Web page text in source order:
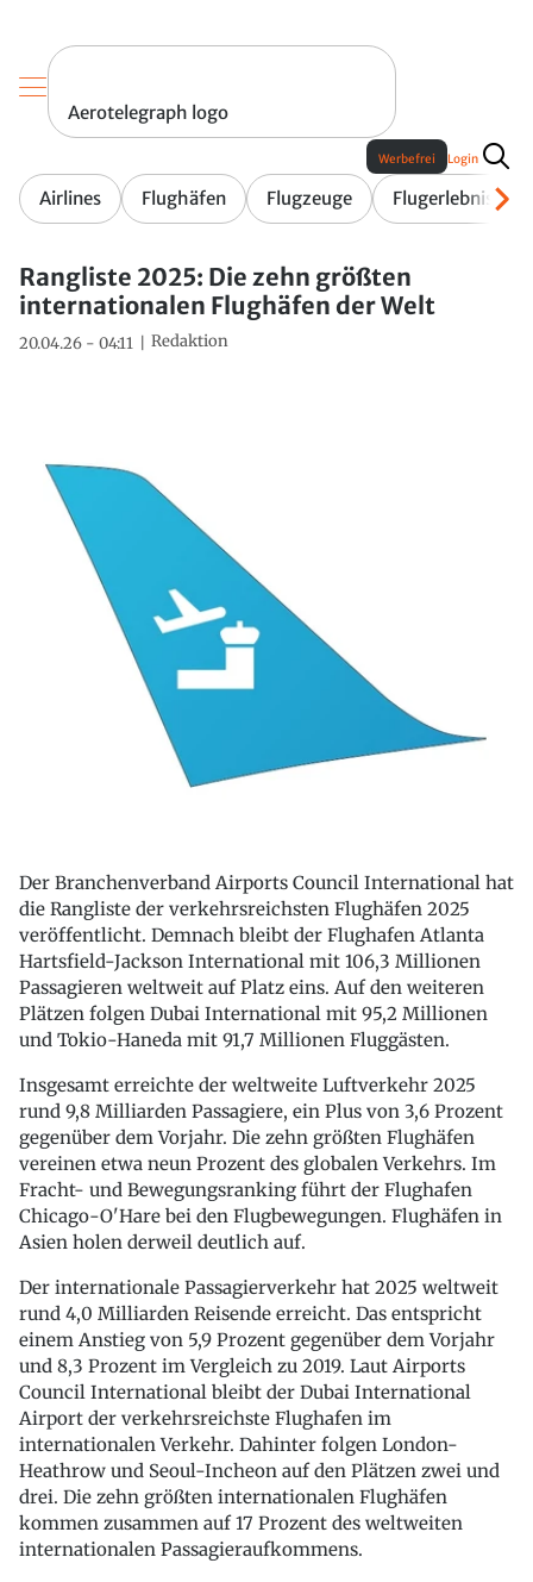
Aerotelegraph logo
Airlines Flughäfen Flugzeuge Flugerlebnis
Werbefrei Login
Rangliste 2025: Die zehn größten
internationalen Flughäfen der Welt
20.04.26 - 04:11 Redaktion
Der Branchenverband Airports Council International hat
die Rangliste der verkehrsreichsten Flughäfen 2025
veröffentlicht. Demnach bleibt der Flughafen Atlanta
Hartsfield-Jackson International mit 106,3 Millionen
Passagieren weltweit auf Platz eins. Auf den weiteren
Plätzen folgen Dubai International mit 95,2 Millionen
und Tokio-Haneda mit 91,7 Millionen Fluggästen.
Insgesamt erreichte der weltweite Luftverkehr 2025
rund 9,8 Milliarden Passagiere, ein Plus von 3,6 Prozent
gegenüber dem Vorjahr. Die zehn größten Flughäfen
vereinen etwa neun Prozent des globalen Verkehrs. Im
Fracht- und Bewegungsranking führt der Flughafen
Chicago-O'Hare bei den Flugbewegungen. Flughäfen in
Asien holen derweil deutlich auf.
Der internationale Passagierverkehr hat 2025 weltweit
rund 4,0 Milliarden Reisende erreicht. Das entspricht
einem Anstieg von 5,9 Prozent gegenüber dem Vorjahr
und 8,3 Prozent im Vergleich zu 2019. Laut Airports
Council International bleibt der Dubai International
Airport der verkehrsreichste Flughafen im
internationalen Verkehr. Dahinter folgen London-
Heathrow und Seoul-Incheon auf den Plätzen zwei und
drei. Die zehn größten internationalen Flughäfen
kommen zusammen auf 17 Prozent des weltweiten
internationalen Passagieraufkommens.